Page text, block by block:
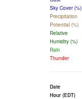
Sky Cover (%)
Precipitation
Potential (%)
Relative
Humidity (%)
Rain
Thunder
Date
Hour (EDT)